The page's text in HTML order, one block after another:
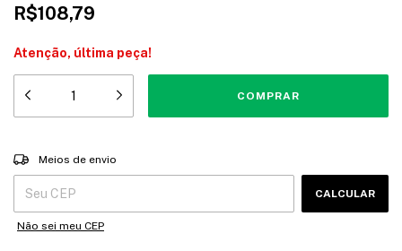
R$108,79
Atenção, última peça!
Entregas para o CEP:
Meios de envio
CALCULAR
Não sei meu CEP